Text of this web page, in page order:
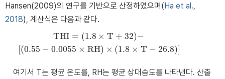
Hansen(2009)의 연구를 기반으로 산정하였으며(Ha et al.,
2018), 계산식은 다음과 같다.
THI = (1.8 × T + 32)−
[(0.55 − 0.0055 × RH) × (1.8 × T − 26.8)]
THI 0.55 0.0055 RH) 26.8
여기서 T는 평균 온도를, RH는 평균 상대습도를 나타낸다. 산출